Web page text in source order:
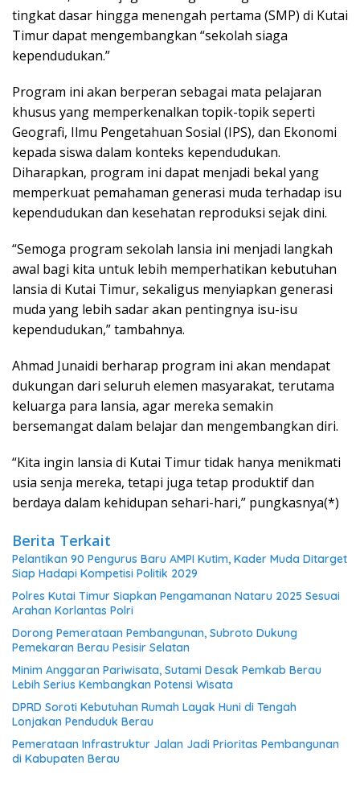
tingkat dasar hingga menengah pertama (SMP) di Kutai
Timur dapat mengembangkan “sekolah siaga
kependudukan.”
Program ini akan berperan sebagai mata pelajaran
khusus yang memperkenalkan topik-topik seperti
Geografi, Ilmu Pengetahuan Sosial (IPS), dan Ekonomi
kepada siswa dalam konteks kependudukan.
Diharapkan, program ini dapat menjadi bekal yang
memperkuat pemahaman generasi muda terhadap isu
kependudukan dan kesehatan reproduksi sejak dini.
“Semoga program sekolah lansia ini menjadi langkah
awal bagi kita untuk lebih memperhatikan kebutuhan
lansia di Kutai Timur, sekaligus menyiapkan generasi
muda yang lebih sadar akan pentingnya isu-isu
kependudukan,” tambahnya.
Ahmad Junaidi berharap program ini akan mendapat
dukungan dari seluruh elemen masyarakat, terutama
keluarga para lansia, agar mereka semakin
bersemangat dalam belajar dan mengembangkan diri.
“Kita ingin lansia di Kutai Timur tidak hanya menikmati
usia senja mereka, tetapi juga tetap produktif dan
berdaya dalam kehidupan sehari-hari,” pungkasnya(*)
Berita Terkait
Pelantikan 90 Pengurus Baru AMPI Kutim, Kader Muda Ditarget
Siap Hadapi Kompetisi Politik 2029
Polres Kutai Timur Siapkan Pengamanan Nataru 2025 Sesuai
Arahan Korlantas Polri
Dorong Pemerataan Pembangunan, Subroto Dukung
Pemekaran Berau Pesisir Selatan
Minim Anggaran Pariwisata, Sutami Desak Pemkab Berau
Lebih Serius Kembangkan Potensi Wisata
DPRD Soroti Kebutuhan Rumah Layak Huni di Tengah
Lonjakan Penduduk Berau
Pemerataan Infrastruktur Jalan Jadi Prioritas Pembangunan
di Kabupaten Berau